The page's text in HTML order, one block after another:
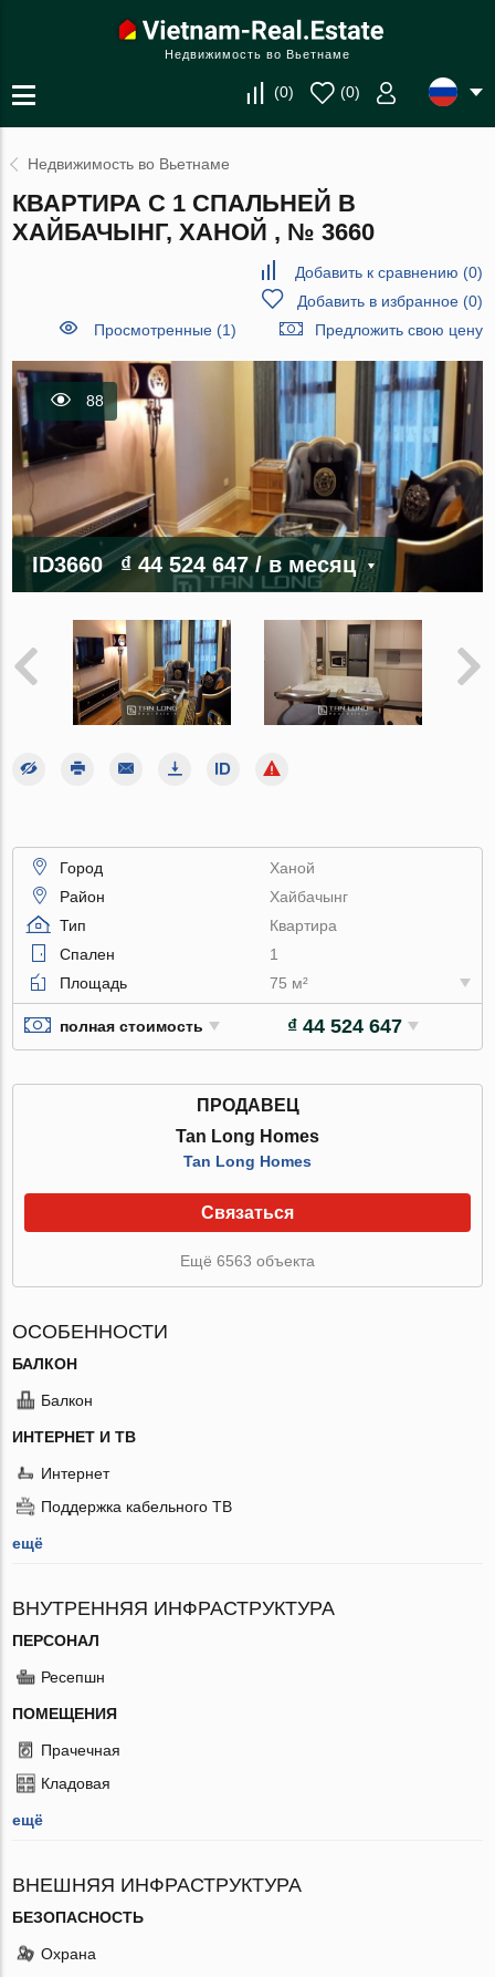
Недвижимость во Вьетнаме
(0) (0)
Недвижимость во Вьетнаме
КВАРТИРА С 1 СПАЛЬНЕЙ В
ХАЙБАЧЫНГ, ХАНОЙ , № 3660
Добавить к сравнению (0)
Добавить в избранное(0)
Просмотренные (1)
Предложить свою цену
88
ID3660 ₫ 44 524 647/ в месяц
Город
Ханой
Район
Хайбачынг
Тип
Квартира
Спален
1
Площадь
75 м²
полная стоимость ₫ 44 524 647
ПРОДАВЕЦ
Tan Long Homes
Tan Long Homes
Связаться
Ещё 6563 объекта
ОСОБЕННОСТИ
БАЛКОН
Балкон
ИНТЕРНЕТ И ТВ
Интернет
Поддержка кабельного ТВ
ещё
ВНУТРЕННЯЯ ИНФРАСТРУКТУРА
ПЕРСОНАЛ
Ресепшн
ПОМЕЩЕНИЯ
Прачечная
Кладовая
ещё
ВНЕШНЯЯ ИНФРАСТРУКТУРА
БЕЗОПАСНОСТЬ
Охрана